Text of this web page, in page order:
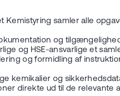
Kemistyring samler alle
og
og HSE-ansvarlige et
og formidling af
kemikalier og
direkte ud til de